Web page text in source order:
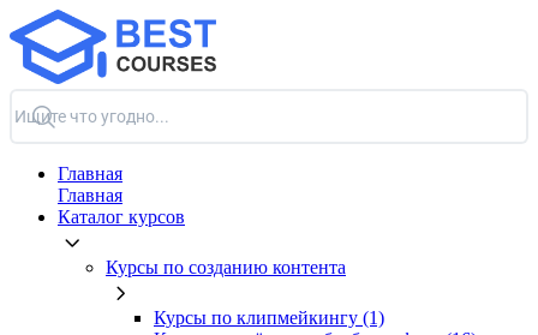
Главная
Главная
Каталог курсов
Курсы по созданию контента
Курсы по клипмейкингу (1)